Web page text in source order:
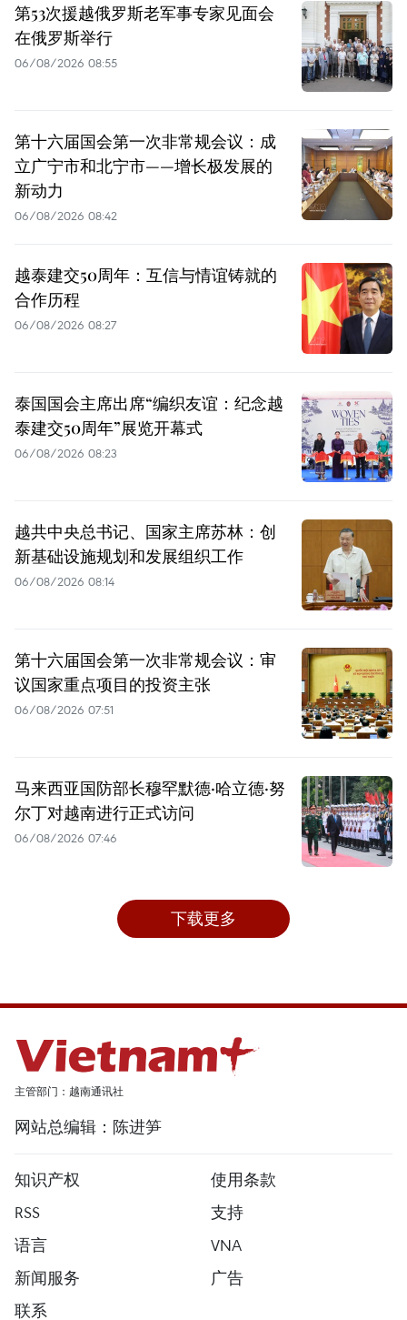
第53次援越俄罗斯老军事专家见面会
在俄罗斯举行
06/08/2026 08:55
第十六届国会第一次非常规会议：成
立广宁市和北宁市——增长极发展的
新动力
06/08/2026 08:42
越泰建交50周年：互信与情谊铸就的
合作历程
06/08/2026 08:27
泰国国会主席出席“编织友谊：纪念越
泰建交50周年”展览开幕式
06/08/2026 08:23
越共中央总书记、国家主席苏林：创
新基础设施规划和发展组织工作
06/08/2026 08:14
第十六届国会第一次非常规会议：审
议国家重点项目的投资主张
06/08/2026 07:51
马来西亚国防部长穆罕默德·哈立德·努
尔丁对越南进行正式访问
06/08/2026 07:46
下载更多
主管部门：越南通讯社
网站总编辑：陈进笋
知识产权
使用条款
RSS
支持
语言
VNA
新闻服务
广告
联系